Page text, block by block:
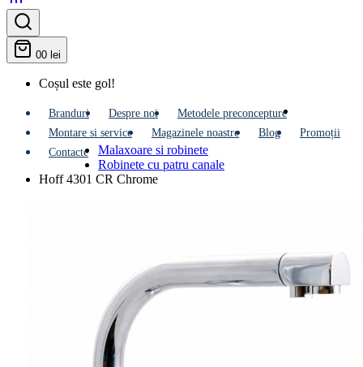
00 lei
Coșul este gol!
Branduri Despre noi
Metodele preconcepture
Montare si service
Мagazinele noastre Blog
Promoții
Contacte
Malaxoare si robinete
Robinete cu patru canale
Hoff 4301 CR Chrome